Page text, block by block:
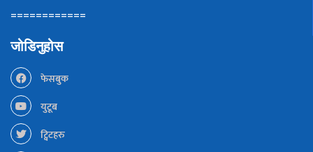
============
जोडिनुहोस
फेसबुक
युटूब
ट्विटहरु